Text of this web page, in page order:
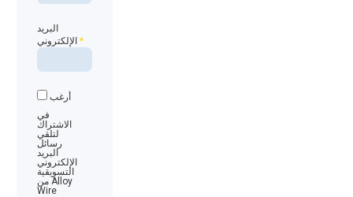
البريد
الإلكتروني*
أرغب
في
الاشتراك
لتلقي
رسائل
البريد
الإلكتروني
التسويقية
من Alloy
Wire